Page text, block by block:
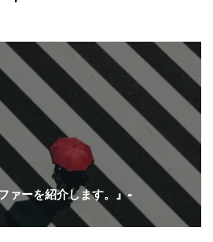
ァーを紹介します。』-